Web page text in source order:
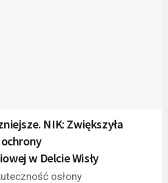
NIK: Zwiększyła
w Delcie Wisły
osłony